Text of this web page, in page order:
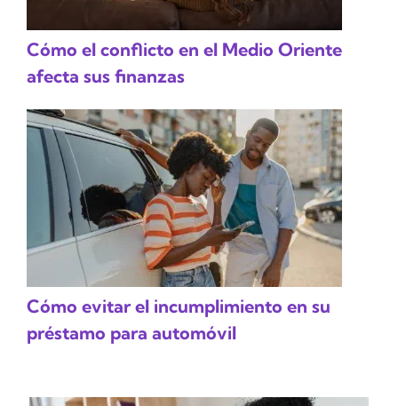
Cómo el conflicto en el Medio Oriente
afecta sus finanzas
Cómo evitar el incumplimiento en su
préstamo para automóvil